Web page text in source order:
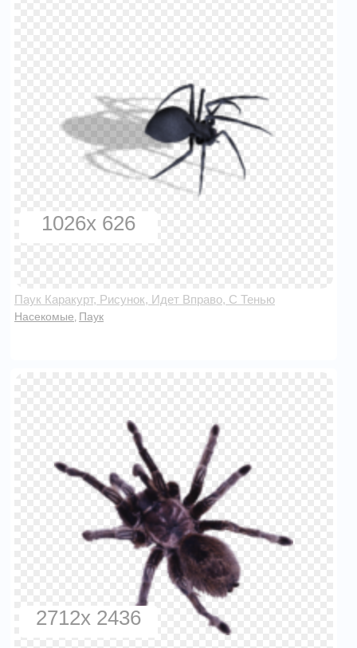
1026x 626
Паук Каракурт, Рисунок, Идет Вправо, С Тенью
Насекомые Паук
2712x 2436